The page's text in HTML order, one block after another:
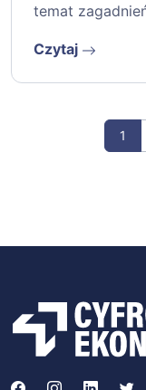
temat
Czytaj
1